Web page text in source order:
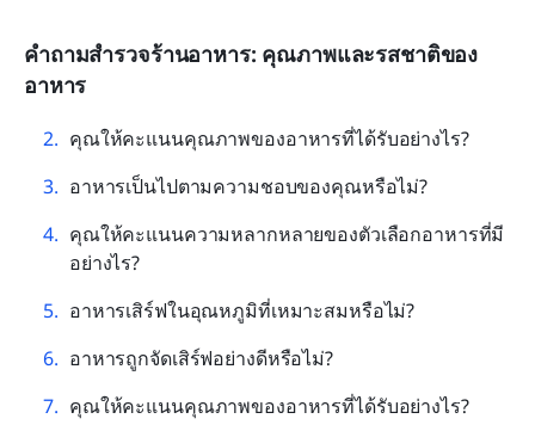
คำถามสำรวจร้านอาหาร: คุณภาพและรสชาติของ
อาหาร
คุณให้คะแนนคุณภาพของอาหารที่ได้รับอย่างไร?
อาหารเป็นไปตามความชอบของคุณหรือไม่?
คุณให้คะแนนความหลากหลายของตัวเลือกอาหารที่มี
อย่างไร?
อาหารเสิร์ฟในอุณหภูมิที่เหมาะสมหรือไม่?
อาหารถูกจัดเสิร์ฟอย่างดีหรือไม่?
คุณให้คะแนนคุณภาพของอาหารที่ได้รับอย่างไร?